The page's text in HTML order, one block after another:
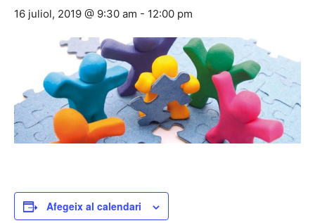
16 juliol, 2019 @ 9:30 am - 12:00 pm
Afegeix al calendari